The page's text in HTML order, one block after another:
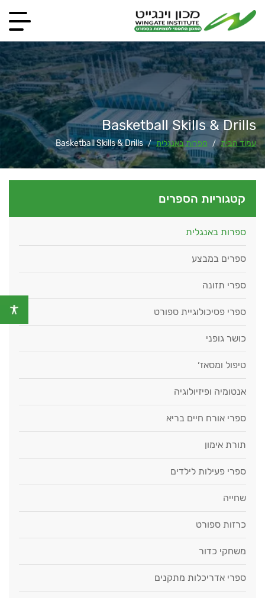
Basketball Skills & Drills
עמוד הבית / ספרות באנגלית /
Basketball Skills & Drills
קטגוריות הספרים
ספרות באנגלית
ספרים במבצע
ספרי תזונה
ספרי פסיכולוגיית ספורט
כושר גופני
טיפול ומסאז׳
אנטומיה ופיזיולוגיה
ספרי אורח חיים בריא
תורת אימון
ספרי פעילות לילדים
שחייה
כרזות ספורט
משחקי כדור
ספרי אדריכלות מתקנים